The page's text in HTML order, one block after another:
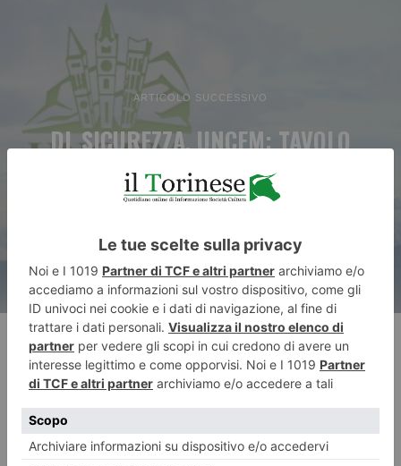
ARTICOLO SUCCESSIVO
DL SICUREZZA, UNCEM: TAVOLO
NAZIONALE PER AFFRONTARE I
NODI DELLA NORMA
RECENTI: